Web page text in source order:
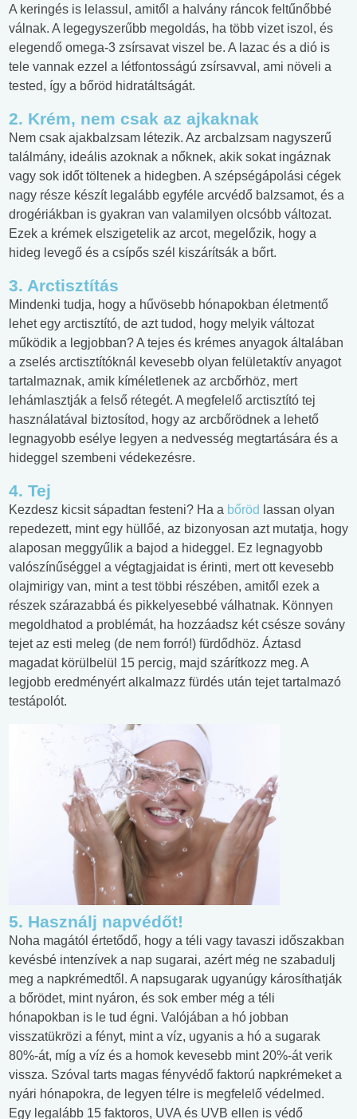
A keringés is lelassul, amitől a halvány ráncok feltűnőbbé
válnak. A legegyszerűbb megoldás, ha több vizet iszol, és
elegendő omega-3 zsírsavat viszel be. A lazac és a dió is
tele vannak ezzel a létfontosságú zsírsavval, ami növeli a
tested, így a bőröd hidratáltságát.
2. Krém, nem csak az ajkaknak
Nem csak ajakbalzsam létezik. Az arcbalzsam nagyszerű
találmány, ideális azoknak a nőknek, akik sokat ingáznak
vagy sok időt töltenek a hidegben. A szépségápolási cégek
nagy része készít legalább egyféle arcvédő balzsamot, és a
drogériákban is gyakran van valamilyen olcsóbb változat.
Ezek a krémek elszigetelik az arcot, megelőzik, hogy a
hideg levegő és a csípős szél kiszárítsák a bőrt.
3. Arctisztítás
Mindenki tudja, hogy a hűvösebb hónapokban életmentő
lehet egy arctisztító, de azt tudod, hogy melyik változat
működik a legjobban? A tejes és krémes anyagok általában
a zselés arctisztítóknál kevesebb olyan felületaktív anyagot
tartalmaznak, amik kíméletlenek az arcbőrhöz, mert
lehámlasztják a felső rétegét. A megfelelő arctisztító tej
használatával biztosítod, hogy az arcbőrödnek a lehető
legnagyobb esélye legyen a nedvesség megtartására és a
hideggel szembeni védekezésre.
4. Tej
Kezdesz kicsit sápadtan festeni? Ha a bőröd lassan olyan
repedezett, mint egy hüllőé, az bizonyosan azt mutatja, hogy
alaposan meggyűlik a bajod a hideggel. Ez legnagyobb
valószínűséggel a végtagjaidat is érinti, mert ott kevesebb
olajmirigy van, mint a test többi részében, amitől ezek a
részek szárazabbá és pikkelyesebbé válhatnak. Könnyen
megoldhatod a problémát, ha hozzáadsz két csésze sovány
tejet az esti meleg (de nem forró!) fürdődhöz. Áztasd
magadat körülbelül 15 percig, majd szárítkozz meg. A
legjobb eredményért alkalmazz fürdés után tejet tartalmazó
testápolót.
5. Használj napvédőt!
Noha magától értetődő, hogy a téli vagy tavaszi időszakban
kevésbé intenzívek a nap sugarai, azért még ne szabadulj
meg a napkrémedtől. A napsugarak ugyanúgy károsíthatják
a bőrödet, mint nyáron, és sok ember még a téli
hónapokban is le tud égni. Valójában a hó jobban
visszatükrözi a fényt, mint a víz, ugyanis a hó a sugarak
80%-át, míg a víz és a homok kevesebb mint 20%-át verik
vissza. Szóval tarts magas fényvédő faktorú napkrémeket a
nyári hónapokra, de legyen télre is megfelelő védelmed.
Egy legalább 15 faktoros, UVA és UVB ellen is védő